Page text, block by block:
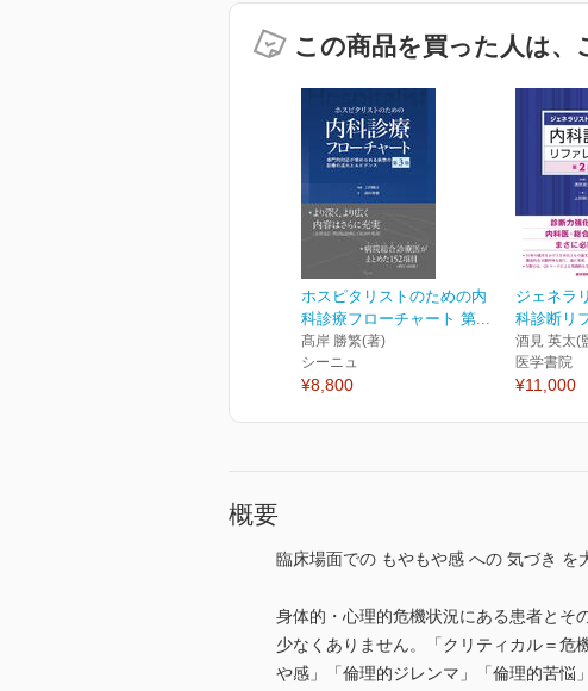
この商品を買った人は、
ホスピタリストのための内
科診療フローチャート 第...
髙岸 勝繁(著)
シーニュ
¥8,800
ジェネラ
科診断リ
酒見 英太(
医学書院
¥11,000
概要
臨床場面での もやもや感 への 気づき を
身体的・心理的危機状況にある患者とそ
少なくありません。「クリティカル＝危
や感」「倫理的ジレンマ」「倫理的苦悩」